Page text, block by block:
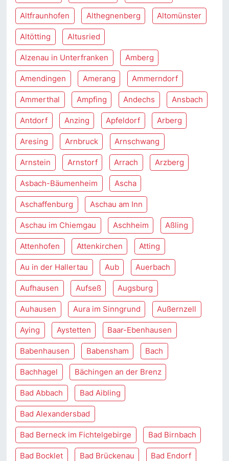
Altfraunhofen Althegnenberg Altomünster
Altötting Altusried
Alzenau in Unterfranken Amberg
Amendingen Amerang Ammerndorf
Ammerthal Ampfing Andechs Ansbach
Antdorf Anzing Apfeldorf Arberg
Aresing Arnbruck Arnschwang
Arnstein Arnstorf Arrach Arzberg
Asbach-Bäumenheim Ascha
Aschaffenburg Aschau am Inn
Aschau im Chiemgau Aschheim Aßling
Attenhofen Attenkirchen Atting
Au in der Hallertau Aub Auerbach
Aufhausen Aufseß Augsburg
Auhausen Aura im Sinngrund Außernzell
Aying Aystetten Baar-Ebenhausen
Babenhausen Babensham Bach
Bachhagel Bächingen an der Brenz
Bad Abbach Bad Aibling
Bad Alexandersbad
Bad Berneck im Fichtelgebirge Bad Birnbach
Bad Bocklet Bad Brückenau Bad Endorf